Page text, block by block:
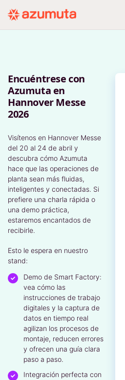
Encuéntrese con
Azumuta en
Hannover Messe
2026
Visítenos en Hannover Messe
del 20 al 24 de abril y
descubra cómo Azumuta
hace que las operaciones de
planta sean más fluidas,
inteligentes y conectadas. Si
prefiere una charla rápida o
una demo práctica,
estaremos encantados de
recibirle.
Esto le espera en nuestro
stand:
Demo de Smart Factory:
vea cómo las
instrucciones de trabajo
digitales y la captura de
datos en tiempo real
agilizan los procesos de
montaje, reducen errores
y ofrecen una guía clara
paso a paso.
Integración perfecta con